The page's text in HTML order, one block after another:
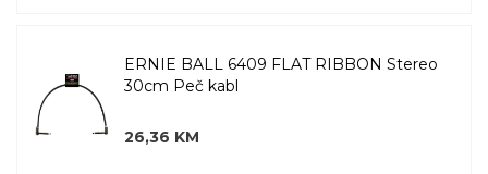
ERNIE BALL 6409 FLAT RIBBON Stereo
30cm Peč kabl
26,36 KM